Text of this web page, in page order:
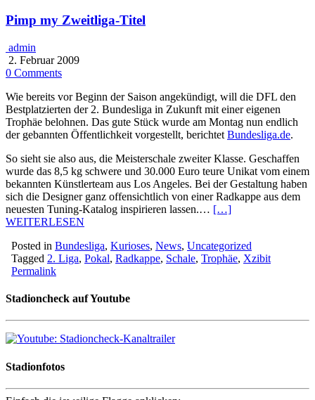
Pimp my Zweitliga-Titel
admin
2. Februar 2009
0 Comments
Wie bereits vor Beginn der Saison angekündigt, will die DFL den
Bestplatzierten der 2. Bundesliga in Zukunft mit einer eigenen
Trophäe belohnen. Das gute Stück wurde am Montag nun endlich
der gebannten Öffentlichkeit vorgestellt, berichtet Bundesliga.de.
So sieht sie also aus, die Meisterschale zweiter Klasse. Geschaffen
wurde das 8,5 kg schwere und 30.000 Euro teure Unikat vom einem
bekannten Künstlerteam aus Los Angeles. Bei der Gestaltung haben
sich die Designer ganz offensichtlich von einer Radkappe aus dem
neuesten Tuning-Katalog inspirieren lassen.… […]
WEITERLESEN
Posted in Bundesliga, Kurioses, News, Uncategorized
Tagged 2. Liga, Pokal, Radkappe, Schale, Trophäe, Xzibit
Permalink
Stadioncheck auf Youtube
Stadionfotos